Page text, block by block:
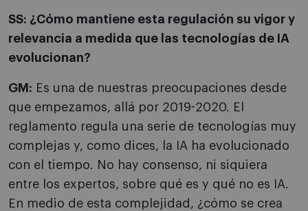
SS: ¿Cómo mantiene esta regulación su vigor y
relevancia a medida que las tecnologías de IA
evolucionan?
GM: Es una de nuestras preocupaciones desde
que empezamos, allá por 2019-2020. El
reglamento regula una serie de tecnologías muy
complejas y, como dices, la IA ha evolucionado
con el tiempo. No hay consenso, ni siquiera
entre los expertos, sobre qué es y qué no es IA.
En medio de esta complejidad, ¿cómo se crea